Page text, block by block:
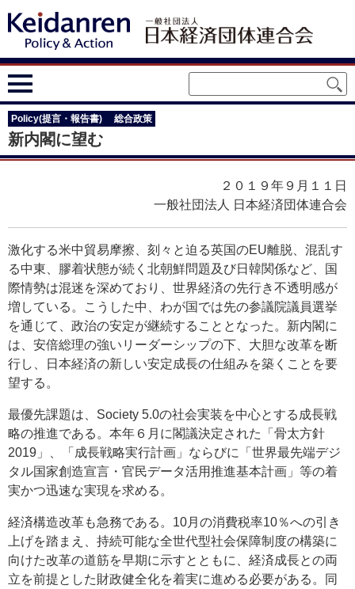
Policy(提言・報告書) 総合政策
新内閣に望む
２０１９年９月１１日
一般社団法人 日本経済団体連合会
激化する米中貿易摩擦、刻々と迫る英国のEU離脱、混乱す
る中東、膠着状態が続く北朝鮮問題及び日韓関係など、国
際情勢は混迷を深めており、世界経済の先行き不透明感が
増している。こうした中、わが国では先の参議院議員選挙
を通じて、政治の安定が継続することとなった。新内閣に
は、安倍総理の強いリーダーシップの下、大胆な改革を断
行し、日本経済の新しい安定成長の仕組みを築くことを要
望する。
最優先課題は、Society 5.0の社会実装を中心とする成長戦
略の推進である。本年６月に閣議決定された「骨太方針
2019」、「成長戦略実行計画」ならびに「世界最先端デジ
タル国家創造宣言・官民データ活用推進基本計画」等の着
実かつ迅速な実現を求める。
経済構造改革も急務である。10月の消費税率10％への引き
上げを踏まえ、持続可能な全世代型社会保障制度の構築に
向けた改革の道筋を早期に示すとともに、経済成長との両
立を前提とした財政健全化を着実に進める必要がある。同